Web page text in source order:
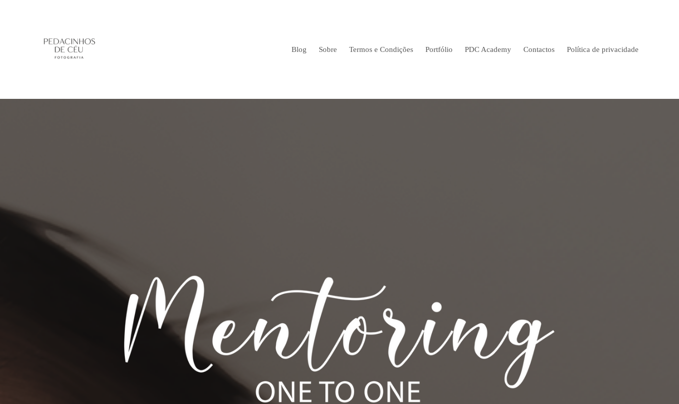
Blog Sobre Termos e Condições Portfólio PDC Academy Contactos Política de privacidade